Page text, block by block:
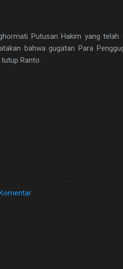
Putusan Hakim yang
bahwa gugatan Para
tutup Ranto.